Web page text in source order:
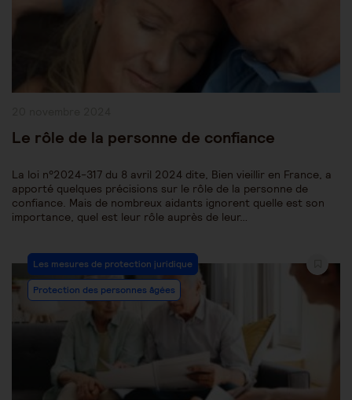
Le rôle de la personne de confiance
La loi n°2024-317 du 8 avril 2024 dite, Bien vieillir en France, a
apporté quelques précisions sur le rôle de la personne de
confiance. Mais de nombreux aidants ignorent quelle est son
importance, quel est leur rôle auprès de leur…
Post
Category:
Les mesures de protection juridique
Protection des personnes âgées